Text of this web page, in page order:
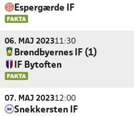
Espergærde IF
06. MAJ 202311:30
Brøndbyernes IF (1)
IF Bytoften
07. MAJ 202312:00
Snekkersten IF